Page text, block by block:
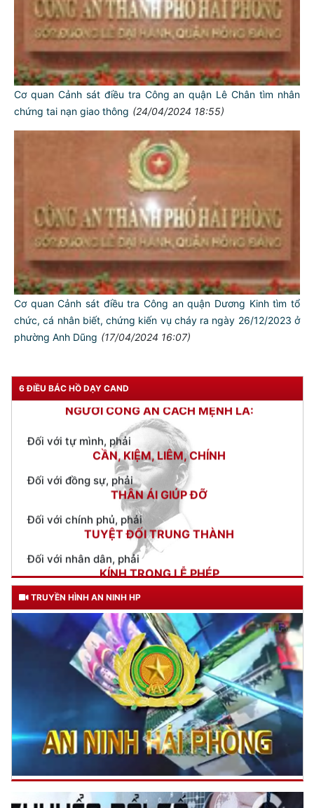
Cơ quan Cảnh sát điều tra Công an quận Lê Chân tìm nhân
chứng tai nạn giao thông (24/04/2024 18:55)
Cơ quan Cảnh sát điều tra Công an quận Dương Kinh tìm tổ
chức, cá nhân biết, chứng kiến vụ cháy ra ngày 26/12/2023 ở
phường Anh Dũng (17/04/2024 16:07)
6 ĐIỀU BÁC HỒ DẠY CAND
Đối với tự mình, phải
CẦN, KIỆM, LIÊM, CHÍNH
Đối với đồng sự, phải
THÂN ÁI GIÚP ĐỠ
Đối với chính phủ, phải
TUYỆT ĐỐI TRUNG THÀNH
Đối với nhân dân, phải
KÍNH TRỌNG LỄ PHÉP
Đối với công việc, phải
TẬN TỤY
Đối với địch, phải
CƯƠNG QUYẾT, KHÔN KHÉO
Trích thư Chủ tịch Hồ Chí Minh
gửi Công an Khu XII,
ngày 11 tháng 3 năm 1948.
TRUYỀN HÌNH AN NINH HP